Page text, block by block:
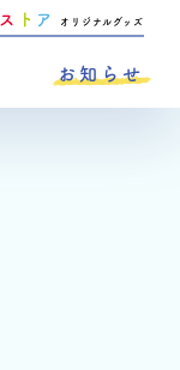
お知らせ
ス ト ア オリジナルグッズ